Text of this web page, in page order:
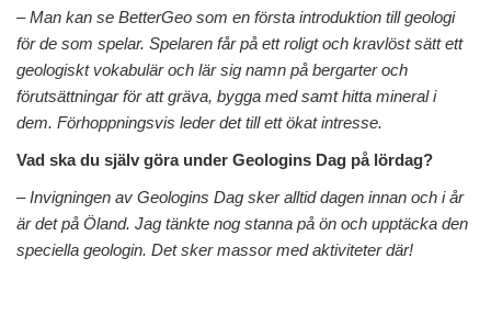
– Man kan se BetterGeo som en första introduktion till geologi
för de som spelar. Spelaren får på ett roligt och kravlöst sätt ett
geologiskt vokabulär och lär sig namn på bergarter och
förutsättningar för att gräva, bygga med samt hitta mineral i
dem. Förhoppningsvis leder det till ett ökat intresse.
Vad ska du själv göra under Geologins Dag på lördag?
– Invigningen av Geologins Dag sker alltid dagen innan och i år
är det på Öland. Jag tänkte nog stanna på ön och upptäcka den
speciella geologin. Det sker massor med aktiviteter där!